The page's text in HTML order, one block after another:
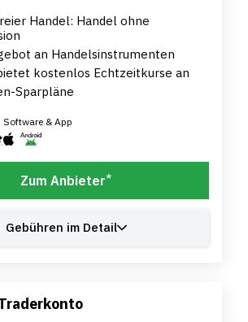
Handel: Handel ohne
an Handelsinstrumenten
kostenlos Echtzeitkurse an
Sparpläne
Software & App
Zum Anbieter*
Gebühren im Detail